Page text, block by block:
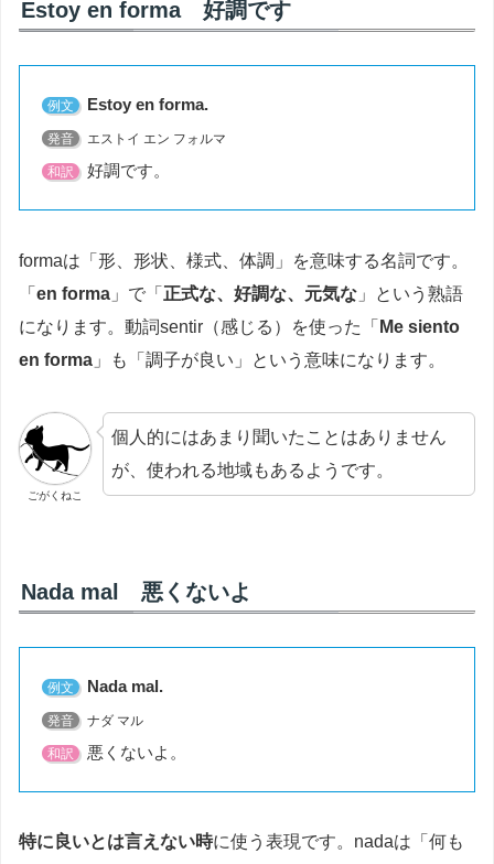
Estoy en forma 好調です
例文 Estoy en forma.
発音 エストイ エン フォルマ
和訳 好調です。
formaは「形、形状、様式、体調」を意味する名詞です。
「 en forma 」で「 正式な、好調な、元気な 」という熟語
になります。動詞sentir（感じる）を使った「 Me siento
en forma 」も「調子が良い」という意味になります。
ごがくねこ
個人的にはあまり聞いたことはありません
が、使われる地域もあるようです。
Nada mal 悪くないよ
例文 Nada mal.
発音 ナダ マル
和訳 悪くないよ。
特に良いとは言えない時に使う表現です。nadaは「何も